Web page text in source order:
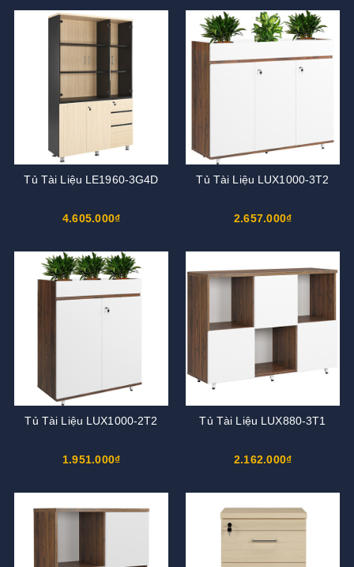
Tủ Tài Liệu LE1960-3G4D
4.605.000₫
Tủ Tài Liệu LUX1000-3T2
2.657.000₫
Tủ Tài Liệu LUX1000-2T2
1.951.000₫
Tủ Tài Liệu LUX880-3T1
2.162.000₫